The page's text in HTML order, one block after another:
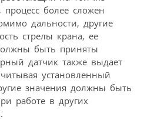
более сложен
дальности, другие
стрелы крана, ее
быть приняты
датчик также выдает
установленный
значения должны быть
работе в других